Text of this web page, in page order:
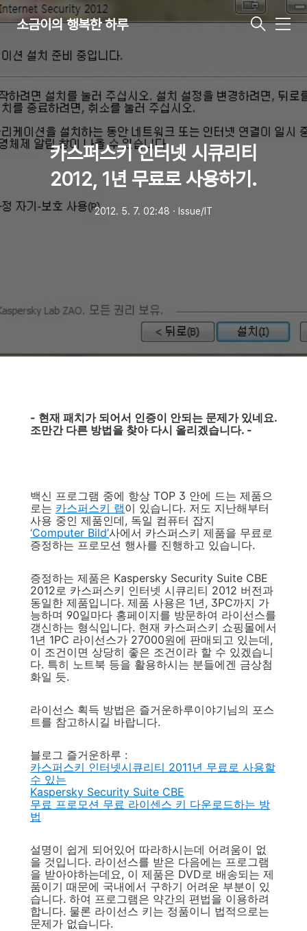
소금이의 행복한 하루
메
카스퍼스키 인터넷 시큐리티
2012, 1년 무료로 사용하기.
2012. 5. 7. 02:48 ㆍ Issue/IT
- 현재 패치가 되어서 인증이 안되는 문제가 있네요.
조만간 다른 방법을 찾아 다시 올리겠습니다. -
백신 프로그램 중에 항상 TOP 3 안에 드는 제품으
로는 카스퍼스키 랩이 있습니다. 저도 지난해부터
사용 중인 제품인데, 독일 컴퓨터 잡지
‘Computer Bild’사에서 카스퍼스키 제품을 무료로
증정하는 프로모션 행사를 진행하고 있습니다.
증정하는 제품은 Kaspersky Security Suite CBE
2012로 카스퍼스키 인터넷 시큐리티 2012 버전과
동일한 제품입니다. 제품 사용은 1년, 3PC까지 가
능하며 90일마다 홍페이지를 방문하여 라이선스를
갱신하는 형식입니다. 현재 카스퍼스키 쇼핑몰에서
1년 1PC 라이선스가 27000원에 판매되고 있는데,
이 조건이면 상당히 좋은 조건이라 할 수 있겠습니
다. 특히 노트북 등을 활용하시는 분들에겐 금상첨
화일 듯.
라이선스 획득 방법은 즐거운하루이야기님의 포스
트를 참고하시길 바랍니다.
블로그 즐거운하루 :
카스퍼스키 인터넷시큐리티 2011년 무료로 사용할
수 있는
Kaspersky Security Suite CBE
무료 프로모션 무료 라이센스 키 다운로드하는 방
법
설명이 쉽게 되어있어 따라하시는데 어려움이 없
을 것입니다. 라이선스를 받은 다음에는 프로그램
을 받아야하는데요, 이 제품은 DVD로 배송되는 제
품이기 때문에 국내에서 구하기 어려운 부분이 있
습니다. 하여 프로그램은 약간의 편법을 이용하려
합니다. 물론 라이선스 키는 정품이니 법적으로는
문제가 없습니다.